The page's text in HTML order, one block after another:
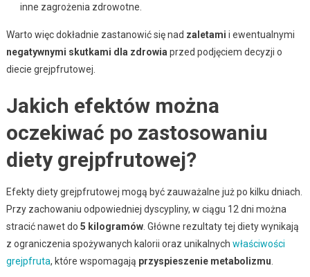
inne zagrożenia zdrowotne.
Warto więc dokładnie zastanowić się nad zaletami i ewentualnymi
negatywnymi skutkami dla zdrowia przed podjęciem decyzji o
diecie grejpfrutowej.
Jakich efektów można
oczekiwać po zastosowaniu
diety grejpfrutowej?
Efekty diety grejpfrutowej mogą być zauważalne już po kilku dniach.
Przy zachowaniu odpowiedniej dyscypliny, w ciągu 12 dni można
stracić nawet do 5 kilogramów. Główne rezultaty tej diety wynikają
z ograniczenia spożywanych kalorii oraz unikalnych właściwości
grejpfruta, które wspomagają przyspieszenie metabolizmu